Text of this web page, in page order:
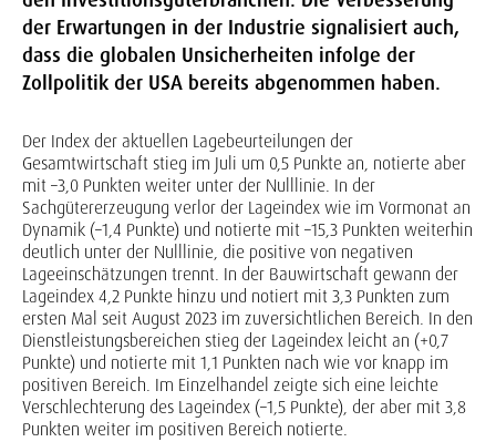
der Erwartungen in der Industrie signalisiert auch,
dass die globalen Unsicherheiten infolge der
Zollpolitik der USA bereits abgenommen haben.
Der Index der aktuellen Lagebeurteilungen der
Gesamtwirtschaft stieg im Juli um 0,5 Punkte an, notierte aber
mit –3,0 Punkten weiter unter der Nulllinie. In der
Sachgütererzeugung verlor der Lageindex wie im Vormonat an
Dynamik (–1,4 Punkte) und notierte mit –15,3 Punkten weiterhin
deutlich unter der Nulllinie, die positive von negativen
Lageeinschätzungen trennt. In der Bauwirtschaft gewann der
Lageindex 4,2 Punkte hinzu und notiert mit 3,3 Punkten zum
ersten Mal seit August 2023 im zuversichtlichen Bereich. In den
Dienstleistungsbereichen stieg der Lageindex leicht an (+0,7
Punkte) und notierte mit 1,1 Punkten nach wie vor knapp im
positiven Bereich. Im Einzelhandel zeigte sich eine leichte
Verschlechterung des Lageindex (–1,5 Punkte), der aber mit 3,8
Punkten weiter im positiven Bereich notierte.